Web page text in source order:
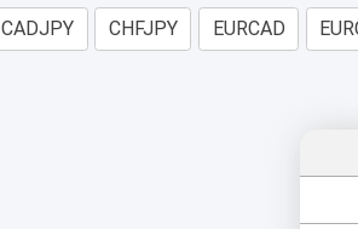
CADJPY CHFJPY EURCAD